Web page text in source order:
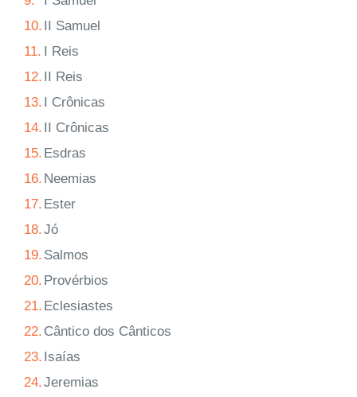
10. II Samuel
11. I Reis
12. II Reis
13. I Crônicas
14. II Crônicas
15. Esdras
16. Neemias
17. Ester
18.Jó
19. Salmos
20. Provérbios
21. Eclesiastes
22. Cântico dos Cânticos
23. Isaías
24.Jeremias